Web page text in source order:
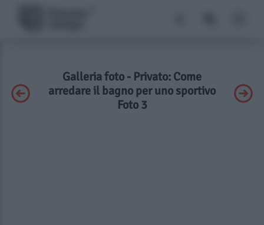
Galleria foto - Privato: Come
arredare il bagno per uno sportivo
Foto 3